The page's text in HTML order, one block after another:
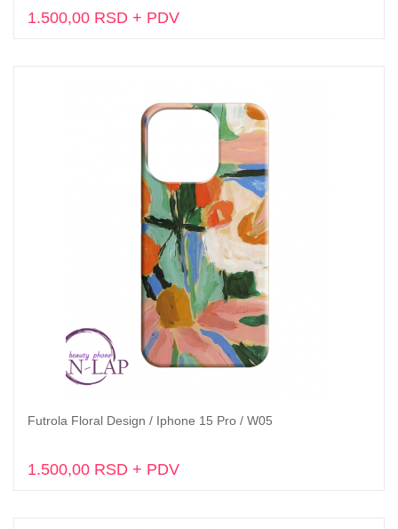
1.500,00 RSD + PDV
Dodaj u korpu
Futrola Floral Design / Iphone 15 Pro / W05
1.500,00 RSD + PDV